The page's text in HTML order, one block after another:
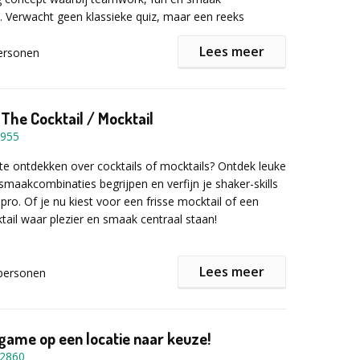
Verwacht geen klassieke quiz, maar een reeks
opent automatisch een kluisje – en daar zitten...
je er wel nog een extra uitdaging voor trotseren.
minitoernooi los, met luchtige opdrachten zoals
nagelkloppen– perfect om de sfeer erin te houden
te scoren voor het eindklassement.
deelnemer met keuze uit hamburger, kippenburger
Lees meer
Cocktail / Mocktail
ontdekken over cocktails of mocktails? Ontdek leuke
begrijpen en verfijn je shaker-skills
Of je nu kiest voor een frisse mocktail of een
waar plezier en smaak centraal staan!
als een échte cocktailshaker, boordevol nieuwe
programma uniek?
Lees meer
op een locatie naar keuze!